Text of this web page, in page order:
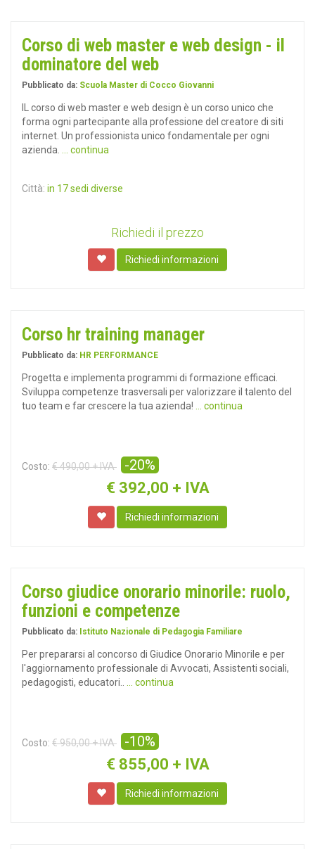
Corso di web master e web design - il
dominatore del web
Pubblicato da: Scuola Master di Cocco Giovanni
IL corso di web master e web design è un corso unico che
forma ogni partecipante alla professione del creatore di siti
internet. Un professionista unico fondamentale per ogni
azienda.
... continua
Città: in 17 sedi diverse
Richiedi il prezzo
Richiedi informazioni
Corso hr training manager
Pubblicato da: HR PERFORMANCE
Progetta e implementa programmi di formazione efficaci.
Sviluppa competenze trasversali per valorizzare il talento del
tuo team e far crescere la tua azienda!
... continua
Costo: € 490,00 + IVA -20%
€ 392,00 + IVA
Richiedi informazioni
Corso giudice onorario minorile: ruolo,
funzioni e competenze
Pubblicato da: Istituto Nazionale di Pedagogia Familiare
Per prepararsi al concorso di Giudice Onorario Minorile e per
l'aggiornamento professionale di Avvocati, Assistenti sociali,
pedagogisti, educatori..
... continua
Costo: € 950,00 + IVA -10%
€ 855,00 + IVA
Richiedi informazioni